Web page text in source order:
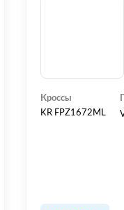
Кроссы
KR FPZ1672ML